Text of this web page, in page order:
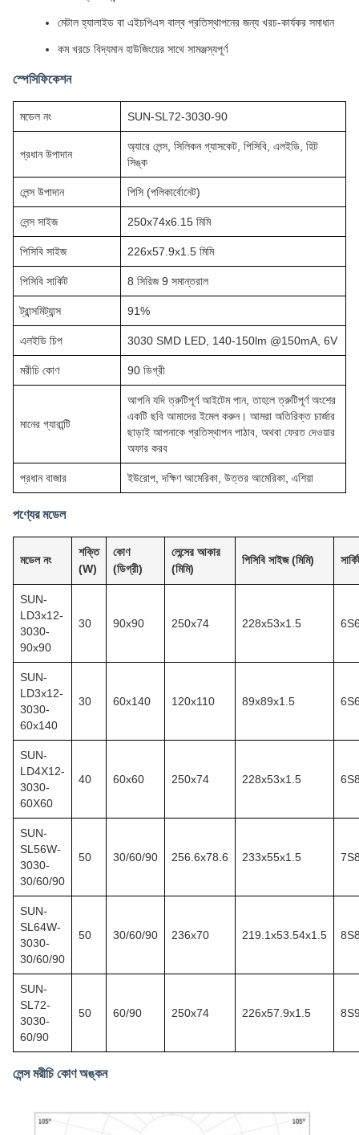
মেটাল হ্যালাইড বা এইচপিএস বাল্ব প্রতিস্থাপনের জন্য খরচ-কার্যকর সমাধান
কম খরচে বিদ্যমান হাউজিংয়ের সাথে সামঞ্জস্যপূর্ণ
স্পেসিফিকেশন
মডেল নং SUN-SL72-3030-90
প্রধান উপাদান
অ্যারে লেন্স, সিলিকন গ্যাসকেট, পিসিবি, এলইডি, হিট
সিঙ্ক
লেন্স উপাদান পিসি (পলিকার্বোনেট)
লেন্স সাইজ 250x74x6.15 মিমি
পিসিবি সাইজ 226x57.9x1.5 মিমি
পিসিবি সার্কিট 8 সিরিজ 9 সমান্তরাল
ট্রান্সমিট্যান্স 91%
এলইডি চিপ 3030 SMD LED, 140-150lm @150mA, 6V
মরীচি কোণ 90 ডিগ্রী
মানের গ্যারান্টি
আপনি যদি ত্রুটিপূর্ণ আইটেম পান, তাহলে ত্রুটিপূর্ণ অংশের
একটি ছবি আমাদের ইমেল করুন। আমরা অতিরিক্ত চার্জার
ছাড়াই আপনাকে প্রতিস্থাপন পাঠাব, অথবা ফেরত দেওয়ার
অফার করব
প্রধান বাজার ইউরোপ, দক্ষিণ আমেরিকা, উত্তর আমেরিকা, এশিয়া
পণ্যের মডেল
মডেল নং
শক্তি
(W)
কোণ
(ডিগ্রী)
লেন্সের আকার
(মিমি)
পিসিবি সাইজ (মিমি)
SUN-
LD3x12-
3030-
90x90
30 90x90 250x74 228x53x1.5
SUN-
LD3x12-
3030-
60x140
30 60x140 120x110 89x89x1.5
SUN-
LD4X12-
3030-
60X60
40 60x60 250x74 228x53x1.5
SUN-
SL56W-
3030-
30/60/90
50 30/60/90 256.6x78.6 233x55x1.5
SUN-
SL64W-
3030-
30/60/90
50 30/60/90 236x70 219.1x53.54x1.5
SUN-
SL72-
3030-
60/90
50 60/90 250x74 226x57.9x1.5
লেন্স মরীচি কোণ অঙ্কন